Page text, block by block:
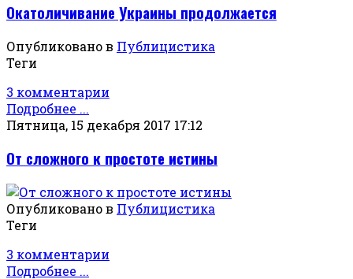
Окатоличивание Украины продолжается
Опубликовано в Публицистика
Теги
3 комментарии
Подробнее ...
Пятница, 15 декабря 2017 17:12
От сложного к простоте истины
Опубликовано в Публицистика
Теги
3 комментарии
Подробнее ...